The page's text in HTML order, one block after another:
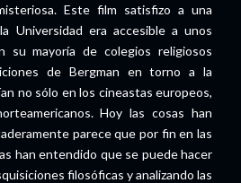
Este film satisfizo a una
Universidad era accesible a unos
su mayoría de colegios religiosos
de Bergman en torno a la
no sólo en los cineastas europeos,
Hoy las cosas han
parece que por fin en las
han entendido que se puede hacer
filosóficas y analizando las